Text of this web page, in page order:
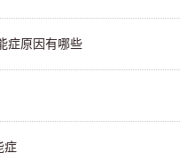
症原因有哪些
症